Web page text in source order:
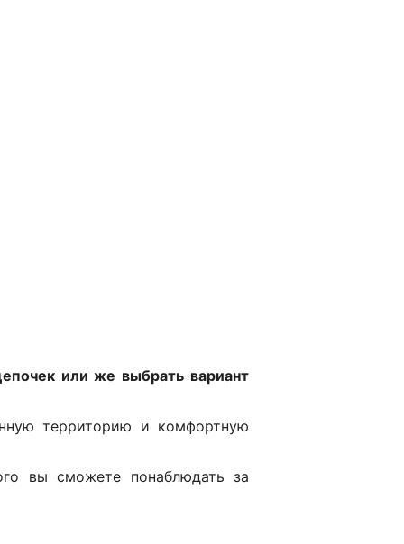
или же выбрать вариант
территорию и комфортную
вы сможете понаблюдать за